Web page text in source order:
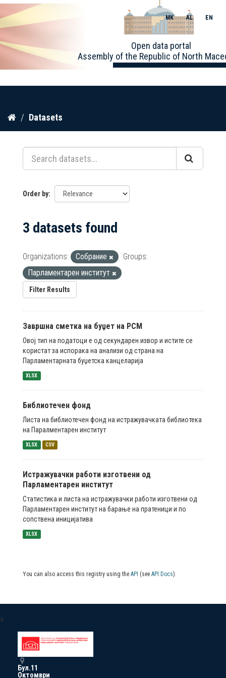
Skip
content
Open data portal
Assembly of the Republic of North
MK AL EN
Datasets
Order by
3 datasets found
Organizations: Собрание
Groups:
Парламентарен институт
Filter Results
Завршна сметка на буџет на РСМ
Овој тип на податоци е од секундарен извор и истите се
користат за испорака на анализи од страна на
Парламентарната буџетска канцеларија
XLSX
Библиотечен фонд
Листа на библиотечен фонд на истражувачката библиотека
на Паралментарен институт
XLSX CSV
Истражувачки работи изготвени од
Парламентарен институт
Статистика и листа на истражувачки работи изготвени од
Парламентарен институт на барање на пратеници и по
сопствена иницијатива
XLSX
You can also access this registry using the API (see API Docs).
a
Бул.11
Октомври